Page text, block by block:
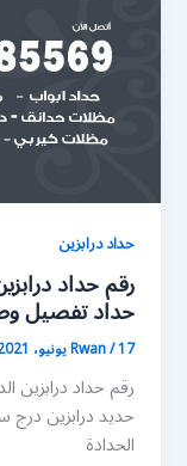
حداد درابزين
حداد تفصيل
Rwan/17 يونيو، 2021
رقم حداد درابزين
حديد درابزين درج
الحدادة